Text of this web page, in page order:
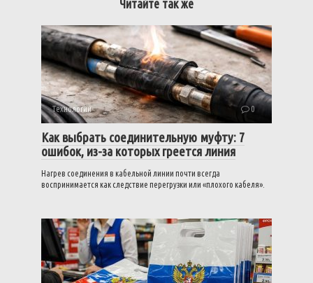
Читайте так же
Технологии 0
Как выбрать соединительную муфту: 7
ошибок, из-за которых греется линия
Нагрев соединения в кабельной линии почти всегда
воспринимается как следствие перегрузки или «плохого кабеля».